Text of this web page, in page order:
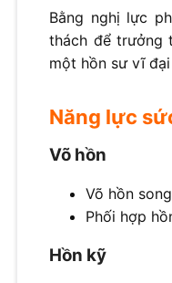
Bằng nghị lực
thách để trưởng
một hồn sư vĩ
Năng lực
Võ hồn
Võ hồn
Phối hợp
Hồn kỹ